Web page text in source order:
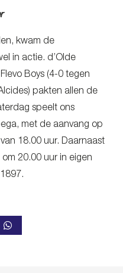
kwam de
in actie. d’Olde
Boys (4-0 tegen
pakten allen de
speelt ons
met de aanvang op
18.00 uur. Daarnaast
20.00 uur in eigen